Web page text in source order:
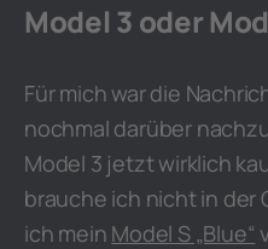
Model 3 oder
Für mich war die
nochmal darüber
Model 3 jetzt wirklich
brauche ich nicht in der
ich mein Model S „Blue“